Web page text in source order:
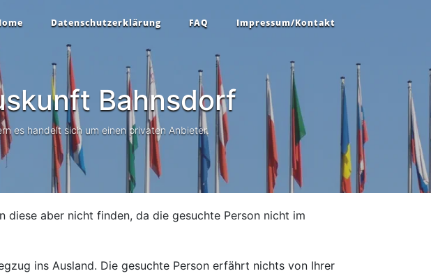
Datenschutzerklärung FAQ Impressum/Kontakt
Bahnsdorf
es handelt sich um einen privaten Anbieter.
diese aber nicht finden, da die gesuchte Person nicht im
ins Ausland. Die gesuchte Person erfährt nichts von Ihrer